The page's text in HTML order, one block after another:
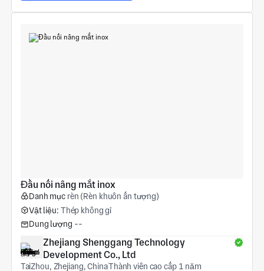
Đầu nối nâng mắt inox
Danh mục rèn (Rèn khuôn ấn tượng)
Vật liệu: Thép không gỉ
Dung lượng --
Zhejiang Shenggang Technology
Development Co., Ltd
TaiZhou, Zhejiang, ChinaThành viên cao cấp 1 năm